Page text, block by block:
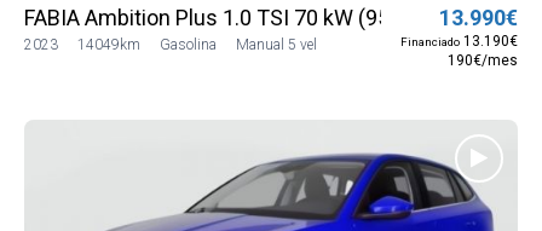
FABIA Ambition Plus 1.0 TSI 70 kW (95 CV)
2023 14049km Gasolina Manual 5 vel
13.990€
Financiado 13.190€
190€/mes